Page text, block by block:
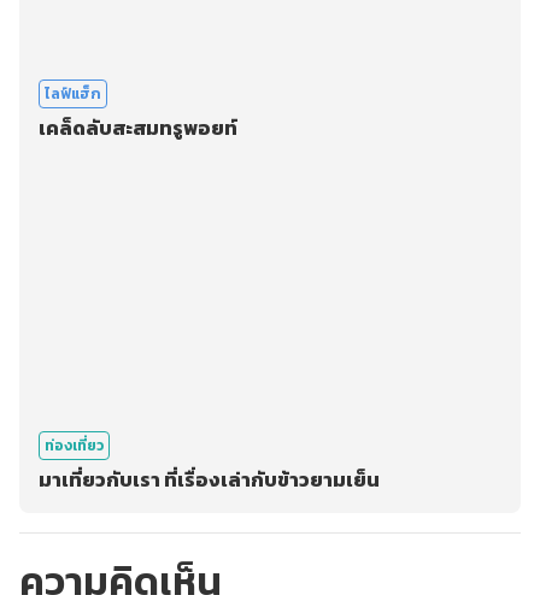
ไลฟ์แฮ็ก
เคล็ดลับสะสมทรูพอยท์
ท่องเที่ยว
มาเที่ยวกับเรา ที่เรื่องเล่ากับข้าวยามเย็น
ความคิดเห็น